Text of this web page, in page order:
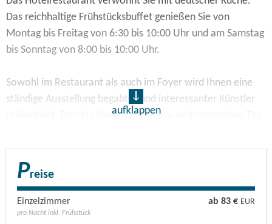
Das reichhaltige Frühstücksbuffet genießen Sie von
Montag bis Freitag von 6:30 bis 10:00 Uhr und am Samstag
bis Sonntag von 8:00 bis 10:00 Uhr.
Sowohl im Restaurant als auch im Foyer wird Ihnen eine
ständige Ausstellung begabter und interessanter Künstler
präsentiert. Den Ausklang nach einem anstrengendem Tag
Das Stadthotel verfügt außerdem über drei Konferenz- und
Schulungsräume, ausgestattet mit modernster
Tagungstechnik. Erfahrung und Service machen Ihre Feste,
Feiern und Tagungen zu einem unvergesslichen Erlebnis.
aufklappen
Preise
Einzelzimmer ab 83 € EUR
pro Nacht inkl. Frühstück